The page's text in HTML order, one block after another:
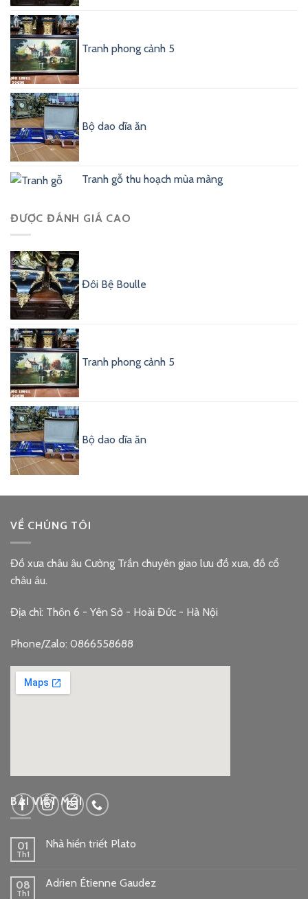
Tranh phong cảnh 5
Bộ dao dĩa ăn
Tranh gỗ thu hoạch mùa màng
ĐƯỢC ĐÁNH GIÁ CAO
Đôi Bệ Boulle
Tranh phong cảnh 5
Bộ dao dĩa ăn
VỀ CHÚNG TÔI
Đồ xưa châu âu Cường Trần chuyên giao lưu đồ xưa, đồ cổ
châu âu.
Địa chỉ: Thôn 6 - Yên Sở - Hoài Đức - Hà Nội
Phone/Zalo: 0866558688
BÀI VIẾT MỚI
01
Th1
Nhà hiền triết Plato
08
Th1
Adrien Étienne Gaudez